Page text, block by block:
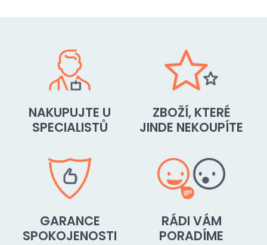
NAKUPUJTE U
SPECIALISTŮ
ZBOŽÍ, KTERÉ
JINDE NEKOUPÍTE
GARANCE
SPOKOJENOSTI
RÁDI VÁM
PORADÍME